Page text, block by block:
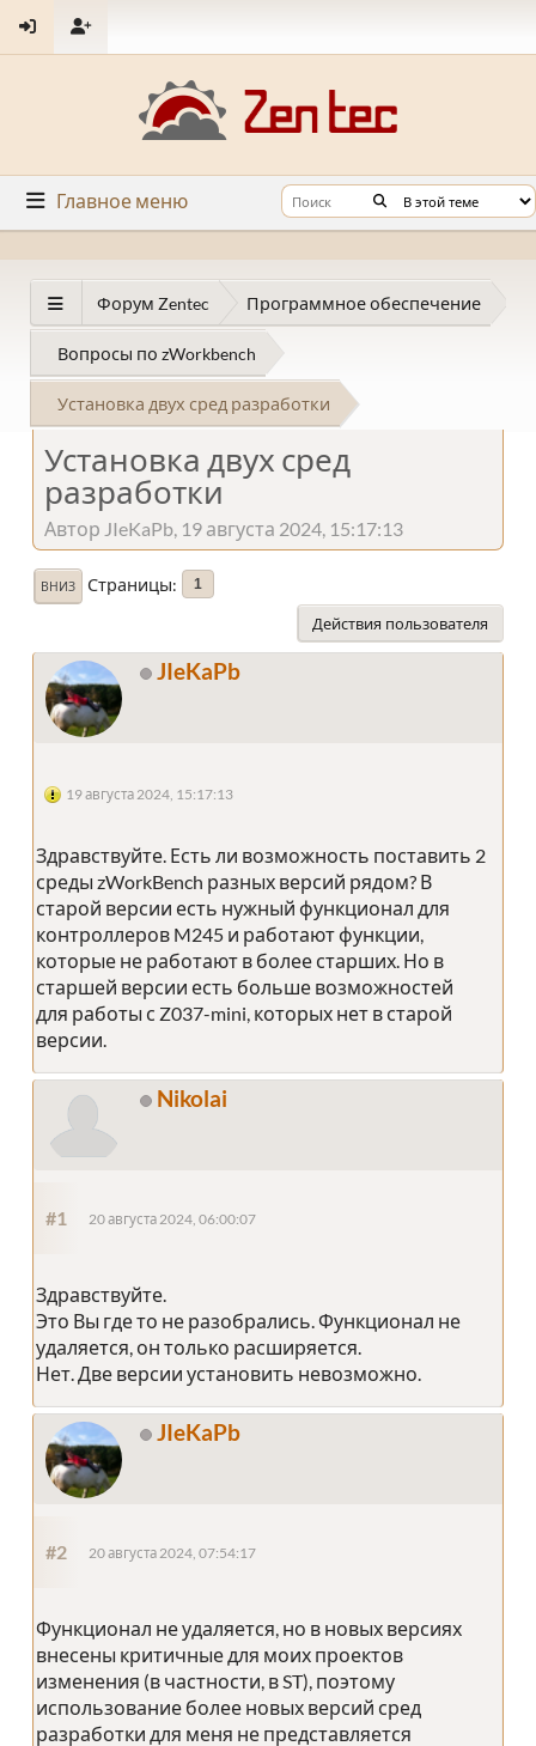
Главное меню
Форум Zentec Программное обеспечение
Вопросы по zWorkbench
Установка двух сред разработки
Установка двух сред
разработки
Автор JIeKaPb, 19 августа 2024, 15:17:13
ВНИЗ Страницы 1
Действия пользователя
JIeKaPb
19 августа 2024, 15:17:13
Здравствуйте. Есть ли возможность поставить 2
среды zWorkBench разных версий рядом? В
старой версии есть нужный функционал для
контроллеров M245 и работают функции,
которые не работают в более старших. Но в
старшей версии есть больше возможностей
для работы с Z037-mini, которых нет в старой
версии.
Nikolai
#1 20 августа 2024, 06:00:07
Здравствуйте.
Это Вы где то не разобрались. Функционал не
удаляется, он только расширяется.
Нет. Две версии установить невозможно.
JIeKaPb
#2 20 августа 2024, 07:54:17
Функционал не удаляется, но в новых версиях
внесены критичные для моих проектов
изменения (в частности, в ST), поэтому
использование более новых версий сред
разработки для меня не представляется